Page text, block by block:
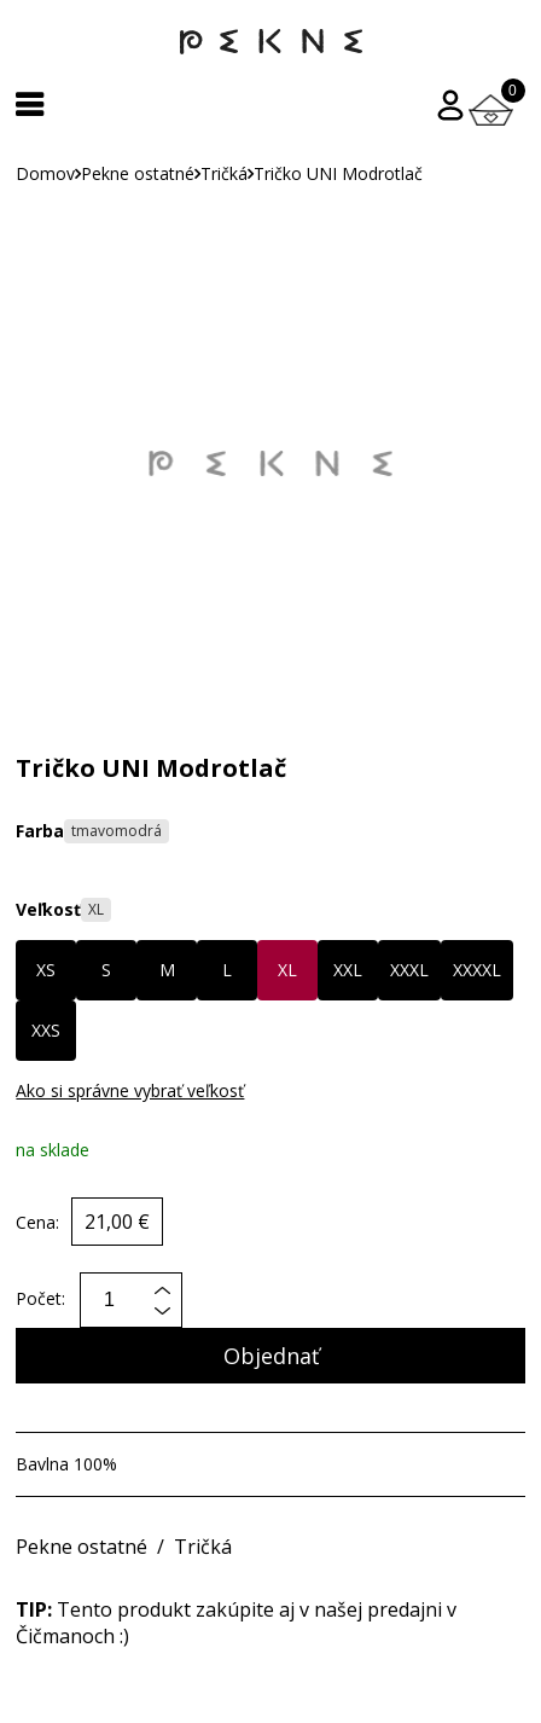
0
Domov Pekne ostatné Tričká Tričko UNI Modrotlač
Tričko UNI Modrotlač
Farba tmavomodrá
Veľkosť XL
XS S M L XL XXL XXXL XXXXL
XXS
Ako si správne vybrať veľkosť
na sklade
Cena: 21,00 €
Počet:
Objednať
Bavlna 100%
Pekne ostatné / Tričká
TIP: Tento produkt zakúpite aj v našej predajni v
Čičmanoch :)